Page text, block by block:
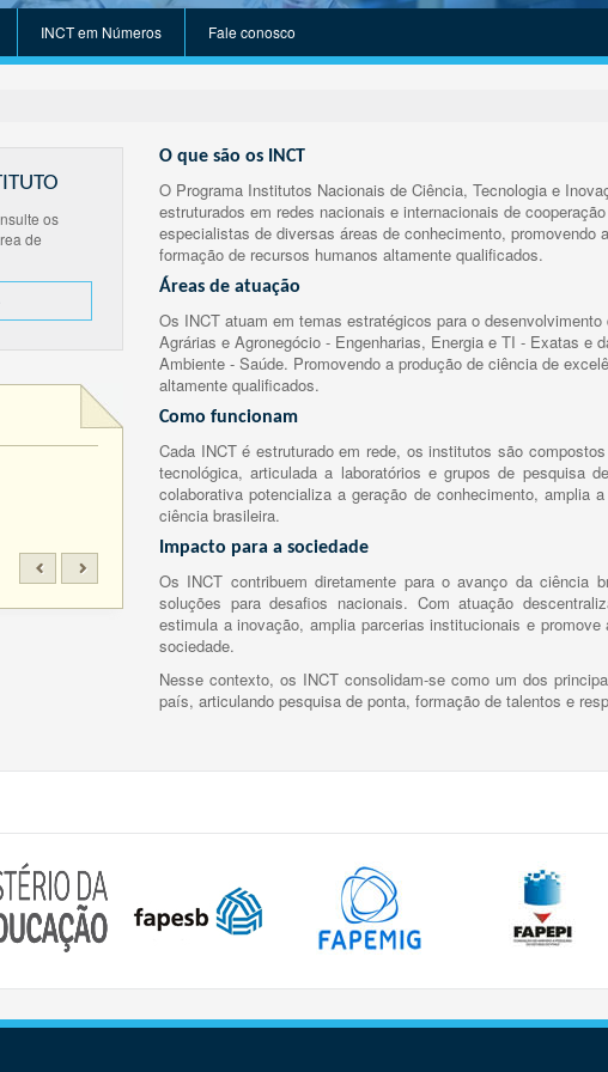
INCT em Números Fale conosco
os
de
O que são os INCT
O Programa Institutos Nacionais de Ciência, Tecnologia e
estruturados em redes nacionais e internacionais de
especialistas de diversas áreas de conhecimento,
formação de recursos humanos altamente qualificados.
Áreas de atuação
Os INCT atuam em temas estratégicos para o
Agrárias e Agronegócio - Engenharias, Energia e TI - Exatas e
Ambiente - Saúde. Promovendo a produção de ciência de
altamente qualificados.
Como funcionam
Cada INCT é estruturado em rede, os institutos são
tecnológica, articulada a laboratórios e grupos de pesquisa
colaborativa potencializa a geração de conhecimento, amplia
ciência brasileira.
Impacto para a sociedade
Os INCT contribuem diretamente para o avanço da ciência
soluções para desafios nacionais. Com atuação
estimula a inovação, amplia parcerias institucionais e
sociedade.
Nesse contexto, os INCT consolidam-se como um dos
país, articulando pesquisa de ponta, formação de talentos e